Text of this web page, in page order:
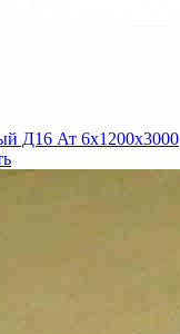
Д16 Ат 6х1200х3000